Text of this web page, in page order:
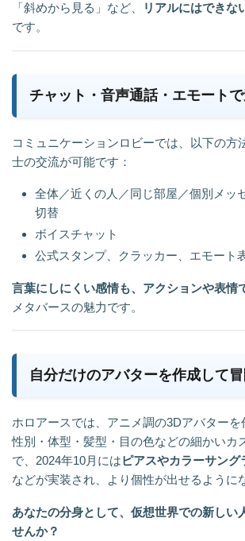
「斜めから見る」など、
リアルにはできな
です。
チャット・音声通話・エモート
コミュニケーションロビーでは、以下の方
士の交流が可能です：
全体／近くの人／同じ部屋／個別メッ
切替
ボイスチャット
公式スタンプ、クラッカー、エモート
言葉にしにくい感情も、アクションや表情
メタバースの魅力です。
自分だけのアバターを作成して冒
ホロアースでは、アニメ調の3Dアバターを
性別・体型・髪型・目の色などの細かいカ
で、2024年10月にはピアスやカラーサング
などが実装され、より個性が出せるように
あなたの分身として、仮想世界での新しい
せんか？